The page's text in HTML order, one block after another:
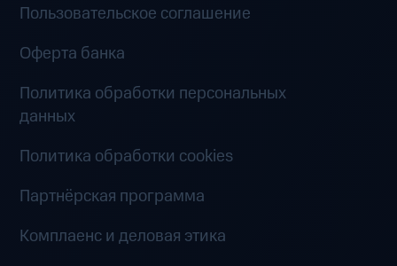
Пользовательское соглашение
Оферта банка
Политика обработки персональных
данных
Политика обработки cookies
Партнёрская программа
Комплаенс и деловая этика